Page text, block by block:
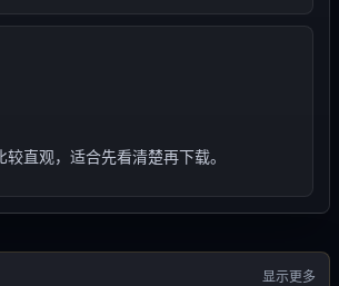
直观，适合先看清楚再下载。
显示更多